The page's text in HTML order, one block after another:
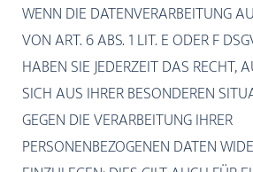
WENN DIE DATENVERARBEITUNG
VON ART. 6 ABS. 1 LIT. E ODER F
HABEN SIE JEDERZEIT DAS RECHT,
SICH AUS IHRER BESONDEREN
GEGEN DIE VERARBEITUNG IHRER
PERSONENBEZOGENEN DATEN